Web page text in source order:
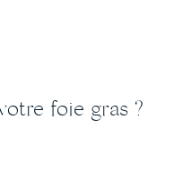
foie gras ?